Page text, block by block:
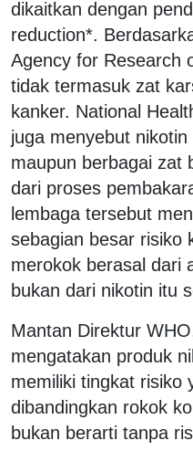
dikaitkan dengan
reduction*.
Agency for Research
tidak termasuk zat
kanker. National
juga menyebut
maupun berbagai zat
dari proses
lembaga tersebut
sebagian besar risiko
merokok berasal dari
bukan dari nikotin itu
Mantan Direktur
mengatakan produk
memiliki tingkat risiko
dibandingkan rokok
bukan berarti tanpa